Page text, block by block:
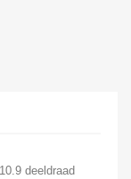
deeldraad